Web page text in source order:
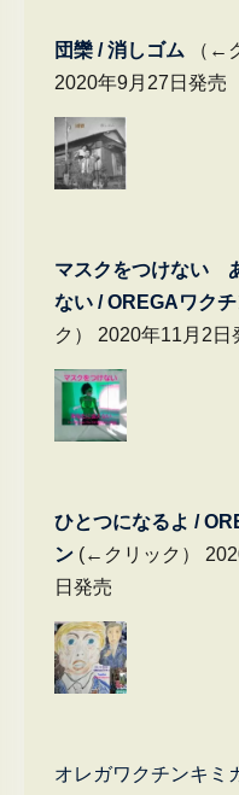
団欒 / 消しゴム （←
2020年9月27日発売
マスクをつけない
ない / OREGAワク
ク） 2020年11月2日
ひとつになるよ /
ン (←クリック）
日発売
オレガワクチンキミ